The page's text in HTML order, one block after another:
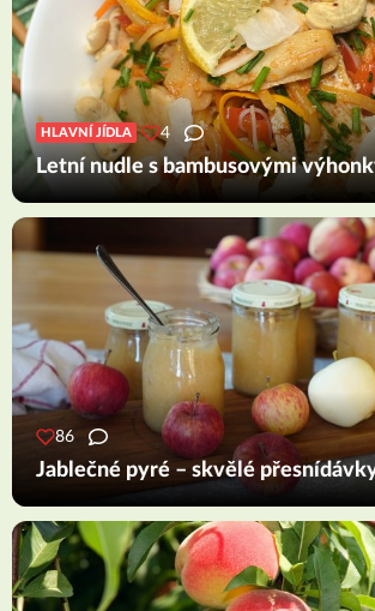
HLAVNÍ JÍDLA 4
Letní nudle s bambusovými
86
Jablečné pyré – skvělé